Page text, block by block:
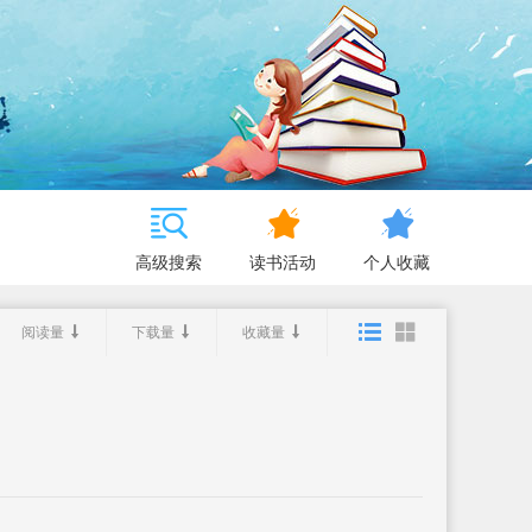
高级搜索 读书活动 个人收藏
阅读量 下载量 收藏量